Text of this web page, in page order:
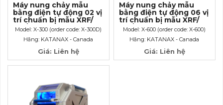
Máy nung chảy mẫu
bằng điện tự động 02 vị
trí chuẩn bị mẫu XRF/
ICP/ AAS
Model: X-300 (order code: X-300D)
Hãng: KATANAX - Canada
Giá: Liên hệ
Máy nung chảy mẫu
bằng điện tự động 06 vị
trí chuẩn bị mẫu XRF/
ICP/ AAS
Model: X-600 (order code: X-600)
Hãng: KATANAX - Canada
Giá: Liên hệ